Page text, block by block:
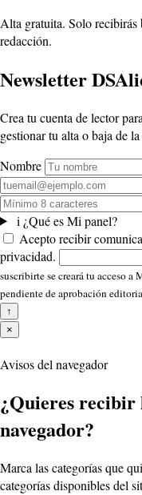
Alta gratuita. Solo recibirás
redacción.
Newsletter
Crea tu cuenta de lector
gestionar tu alta o baja de
Nombre
i ¿Qué es Mi panel?
Acepto recibir
privacidad.
suscribirte se creará tu acceso a
pendiente de aprobación
↑
×
Avisos del navegador
¿Quieres recibir
navegador?
Marca las categorías que
categorías disponibles del